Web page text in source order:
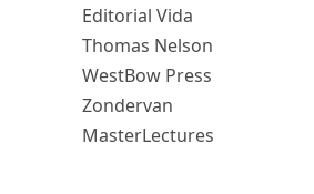
Editorial Vida
Thomas Nelson
WestBow Press
Zondervan
MasterLectures